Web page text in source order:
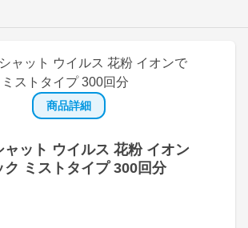
商品詳細
ャット ウイルス 花粉 イオン
ク ミストタイプ 300回分